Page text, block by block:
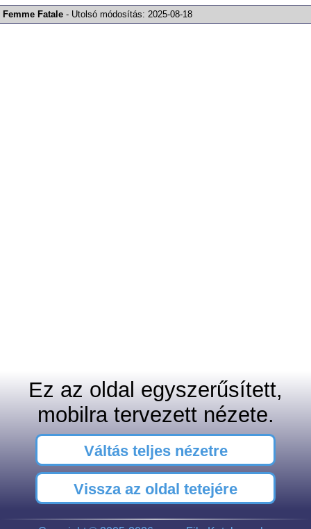
Femme Fatale - Utolsó módosítás: 2025-08-18
Ez az oldal egyszerűsített,
mobilra tervezett nézete.
Váltás teljes nézetre
Vissza az oldal tetejére